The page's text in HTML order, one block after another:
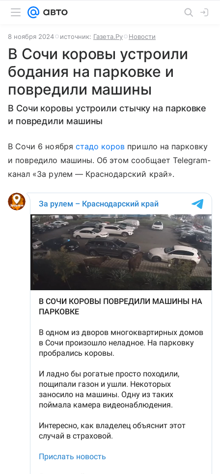
8 ноября 2024 источник: Газета.Ру Новости
В Сочи коровы устроили
бодания на парковке и
повредили машины
В Сочи коровы устроили стычку на парковке
и повредили машины
В Сочи 6 ноября стадо коров пришло на парковку
и повредило машины. Об этом сообщает Telegram-
канал «За рулем — Краснодарский край».